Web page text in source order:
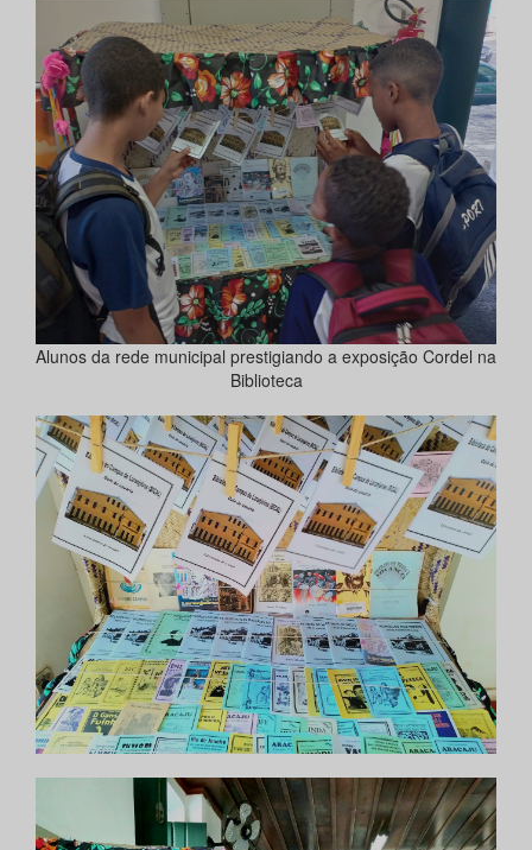
Alunos da rede municipal prestigiando a exposição Cordel na
Biblioteca